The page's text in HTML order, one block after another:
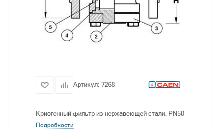
Артикул: 7268
Криогенный фильтр из нержавеющей стали, PN50
Подробности